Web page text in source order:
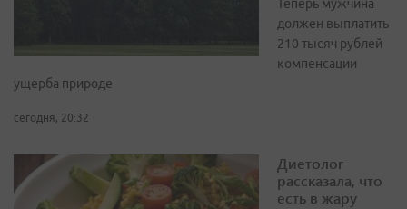
Теперь мужчина
должен выплатить
210 тысяч рублей
компенсации
ущерба природе
сегодня, 20:32
Диетолог
рассказала, что
есть в жару